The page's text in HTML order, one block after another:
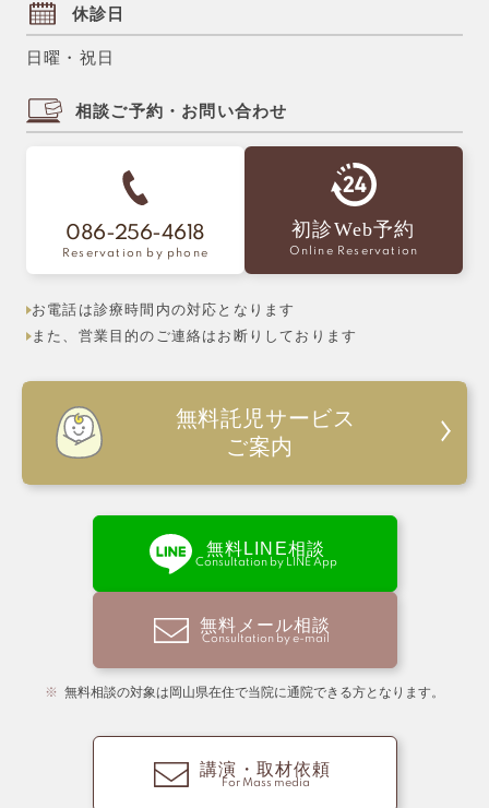
休診日
日曜・祝日
相談ご予約・お問い合わせ
086-256-4618
Reservation by phone
初診Web予約
Online Reservation
お電話は診療時間内の対応となります
また、営業目的のご連絡はお断りしております
無料託児サービス
ご案内
無料LINE相談
Consultation by LINE App
無料メール相談
Consultation by e-mail
無料相談の対象は岡山県在住で当院に通院できる方となります。
講演・取材依頼
For Mass media